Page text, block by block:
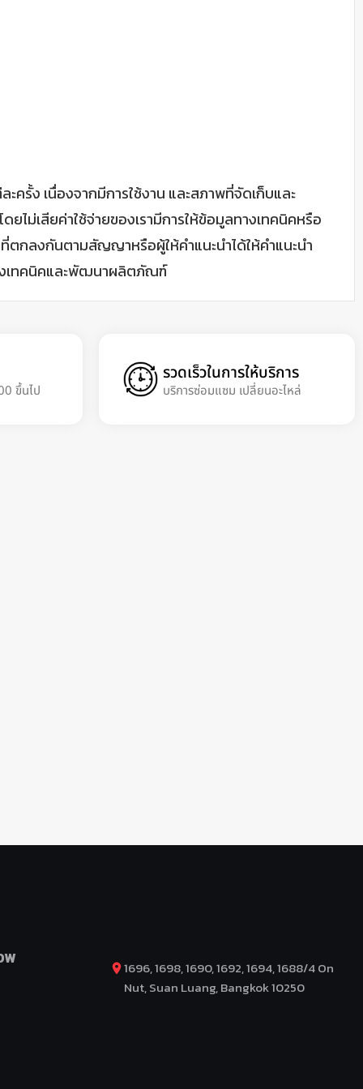
ครั้ง เนื่องจากมีการใช้งาน และสภาพที่จัดเก็บและ
ไม่เสียค่าใช้จ่ายของเรามีการให้ข้อมูลทางเทคนิคหรือ
ตกลงกันตามสัญญาหรือผู้ให้คำแนะนำได้ให้คำแนะนำ
งเทคนิคและพัฒนาผลิตภัณฑ์
ขึ้นไป
รวดเร็วในการให้บริการ
บริการซ่อมแซม เปลี่ยนอะไหล่
1696, 1698, 1690, 1692, 1694, 1688/4 On
Nut, Suan Luang, Bangkok 10250